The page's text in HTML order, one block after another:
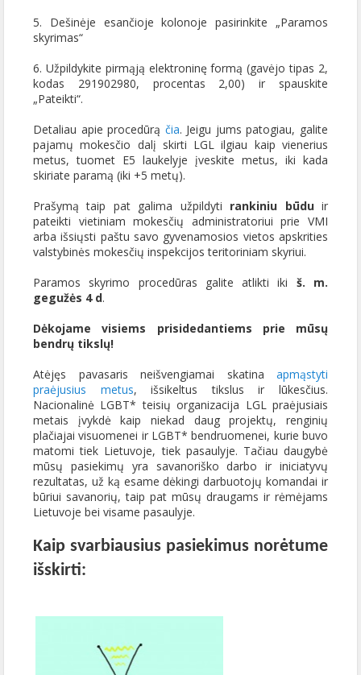
5. Dešinėje esančioje kolonoje pasirinkite „Paramos
skyrimas“
6. Užpildykite pirmąją elektroninę formą (gavėjo tipas 2,
kodas 291902980, procentas 2,00) ir spauskite
„Pateikti“.
Detaliau apie procedūrą čia. Jeigu jums patogiau, galite
pajamų mokesčio dalį skirti LGL ilgiau kaip vienerius
metus, tuomet E5 laukelyje įveskite metus, iki kada
skiriate paramą (iki +5 metų).
Prašymą taip pat galima užpildyti rankiniu būduir
pateikti vietiniam mokesčių administratoriui prie VMI
arba išsiųsti paštu savo gyvenamosios vietos apskrities
valstybinės mokesčių inspekcijos teritoriniam skyriui.
Paramos skyrimo procedūras galite atlikti iki š. m.
gegužės 4 d.
Dėkojame visiems prisidedantiems prie mūsų
bendrų tikslų!
Atėjęs pavasaris neišvengiamai skatina apmąstyti
praėjusius metus, išsikeltus tikslus ir lūkesčius.
Nacionalinė LGBT* teisių organizacija LGL praėjusiais
metais įvykdė kaip niekad daug projektų, renginių
plačiajai visuomenei ir LGBT* bendruomenei, kurie buvo
matomi tiek Lietuvoje, tiek pasaulyje. Tačiau daugybė
mūsų pasiekimų yra savanoriško darbo ir iniciatyvų
rezultatas, už ką esame dėkingi darbuotojų komandai ir
būriui savanorių, taip pat mūsų draugams ir rėmėjams
Lietuvoje bei visame pasaulyje.
Kaip svarbiausius pasiekimus norėtume
išskirti: